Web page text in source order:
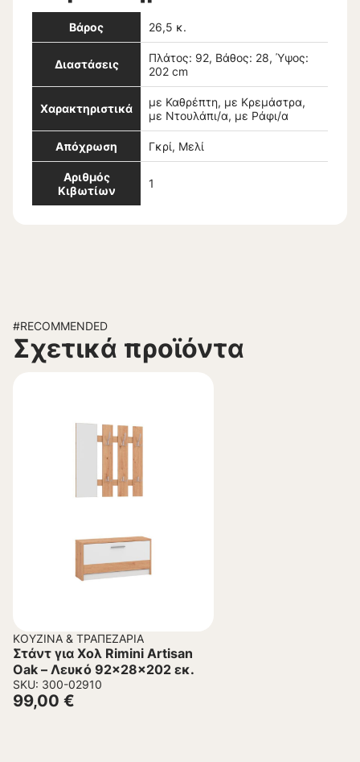
Βάρος 26,5 κ.
Διαστάσεις
Πλάτος: 92, Βάθος: 28, Ύψος:
202 cm
Χαρακτηριστικά
με Καθρέπτη, με Κρεμάστρα,
με Ντουλάπι/α, με Ράφι/α
Απόχρωση Γκρί, Μελί
Αριθμός
Κιβωτίων
1
#RECOMMENDED
Σχετικά προϊόντα
ΚΟΥΖΊΝΑ & ΤΡΑΠΕΖΑΡΊΑ
Στάντ για Χολ Rimini Artisan
Oak – Λευκό 92x28x202 εκ.
SKU: 300-02910
99,00 €